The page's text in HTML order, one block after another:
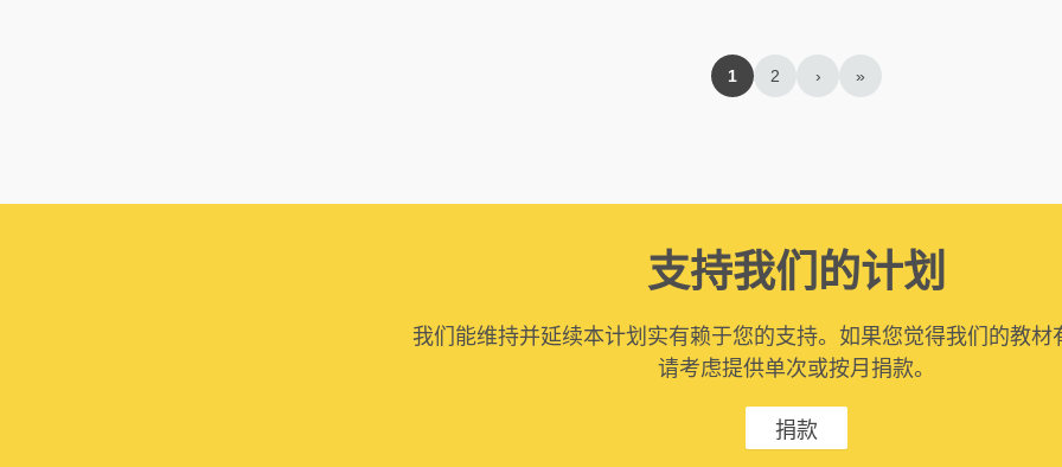
1 2 › »
支持我们的计划
我们能维持并延续本计划实有赖于您的支持。如果您觉得我们的教材
请考虑提供单次或按月捐款。
捐款